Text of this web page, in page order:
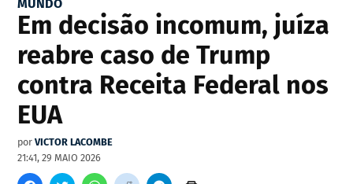
MUNDO
Em decisão incomum, juíza
reabre caso de Trump
contra Receita Federal nos
EUA
por VICTOR LACOMBE
21:41, 29 MAIO 2026